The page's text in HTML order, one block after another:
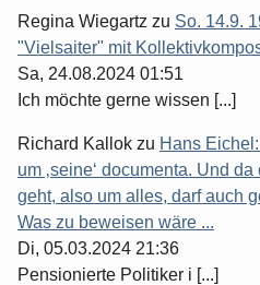
Regina Wiegartz zu So. 14.9.
"Vielsaiter" mit
Sa, 24.08.2024 01:51
Ich möchte gerne wissen [...]
Richard Kallok zu Hans
um ‚seine‘ documenta. Und
geht, also um alles, darf auch
Was zu beweisen wäre ...
Di, 05.03.2024 21:36
Pensionierte Politiker i [...]